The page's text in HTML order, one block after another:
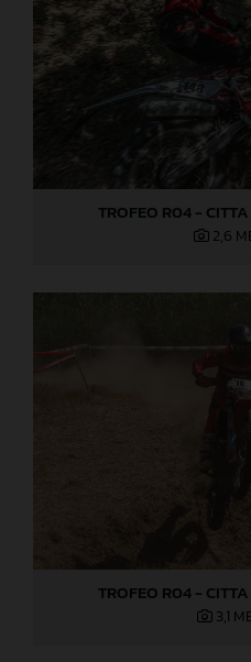
TROFEO R04 -
2,6
TROFEO R04 -
3,1